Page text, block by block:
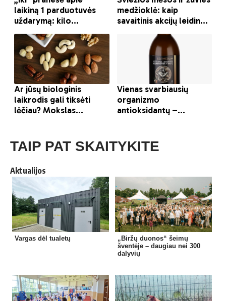
TAIP PAT SKAITYKITE
Aktualijos
Vargas dėl tualetų
„Biržų duonos“ šeimų
šventėje – daugiau nei 300
dalyvių